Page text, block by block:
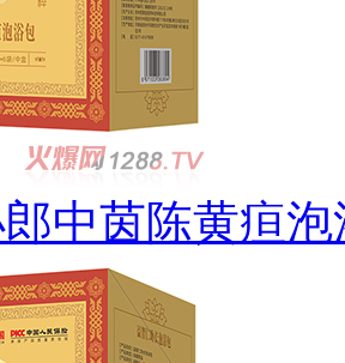
中茵陈黄疸泡